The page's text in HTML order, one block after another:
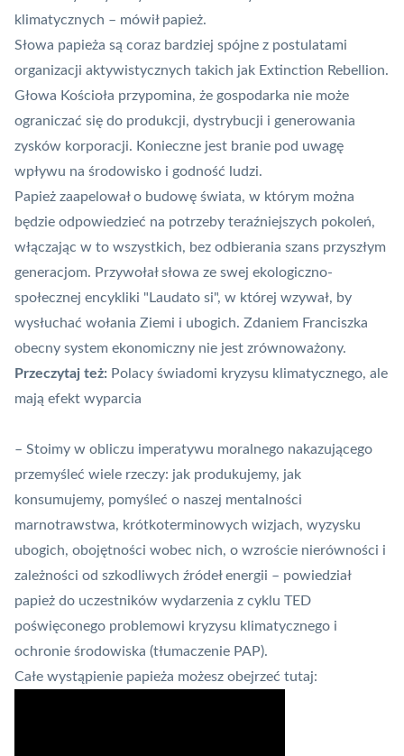
klimatycznych – mówił papież.
Słowa papieża są coraz bardziej spójne z postulatami
organizacji aktywistycznych takich jak Extinction Rebellion.
Głowa Kościoła przypomina, że gospodarka nie może
ograniczać się do produkcji, dystrybucji i generowania
zysków korporacji. Konieczne jest branie pod uwagę
wpływu na środowisko i godność ludzi.
Papież zaapelował o budowę świata, w którym można
będzie odpowiedzieć na potrzeby teraźniejszych pokoleń,
włączając w to wszystkich, bez odbierania szans przyszłym
generacjom. Przywołał słowa ze swej ekologiczno-
społecznej encykliki "Laudato si", w której wzywał, by
wysłuchać wołania Ziemi i ubogich. Zdaniem Franciszka
obecny system ekonomiczny nie jest zrównoważony.
Przeczytaj też: Polacy świadomi kryzysu klimatycznego, ale
mają efekt wyparcia
– Stoimy w obliczu imperatywu moralnego nakazującego
przemyśleć wiele rzeczy: jak produkujemy, jak
konsumujemy, pomyśleć o naszej mentalności
marnotrawstwa, krótkoterminowych wizjach, wyzysku
ubogich, obojętności wobec nich, o wzroście nierówności i
zależności od szkodliwych źródeł energii – powiedział
papież do uczestników wydarzenia z cyklu TED
poświęconego problemowi kryzysu klimatycznego i
ochronie środowiska (tłumaczenie PAP).
Całe wystąpienie papieża możesz obejrzeć tutaj: